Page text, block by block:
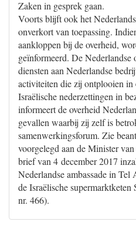
Zaken in gesprek gaan.
Voorts blijft ook het
onverkort van toepassing.
aankloppen bij de overheid,
geïnformeerd. De Nederlandse
diensten aan Nederlandse
activiteiten die zij ontplooien in
Israëlische nederzettingen in
informeert de overheid
gevallen waarbij zij zelf is
samenwerkingsforum. Zie
voorgelegd aan de Minister
brief van 4 december 2017
Nederlandse ambassade in
de Israëlische
nr. 466).